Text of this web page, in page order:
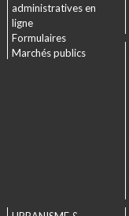
administratives en
ligne
Formulaires
Marchés publics